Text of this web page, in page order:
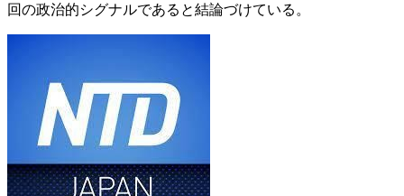
回の政治的シグナルであると結論づけている。